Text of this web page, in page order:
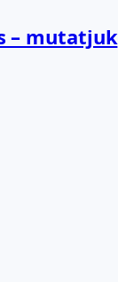
– mutatjuk